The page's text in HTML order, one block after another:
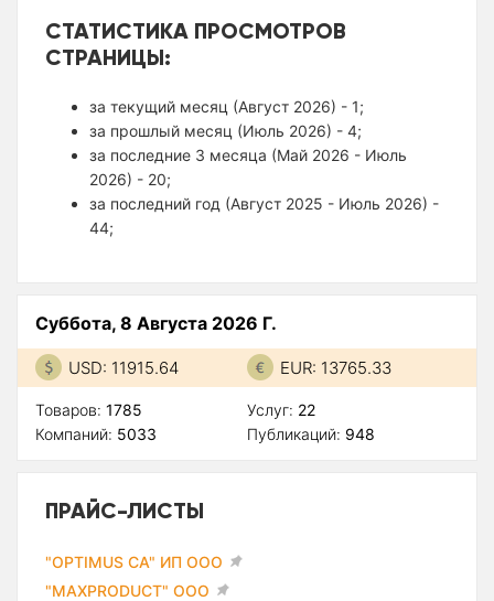
СТАТИСТИКА ПРОСМОТРОВ
СТРАНИЦЫ:
за текущий месяц (Август 2026) - 1;
за прошлый месяц (Июль 2026) - 4;
за последние 3 месяца (Май 2026 - Июль
2026) - 20;
за последний год (Август 2025 - Июль 2026) -
44;
Суббота, 8 Августа 2026 Г.
USD: 11915.64 EUR: 13765.33
Товаров: 1785
Компаний: 5033
Услуг: 22
Публикаций: 948
ПРАЙС-ЛИСТЫ
"OPTIMUS CA" ИП ООО
"MAXPRODUCT" ООО